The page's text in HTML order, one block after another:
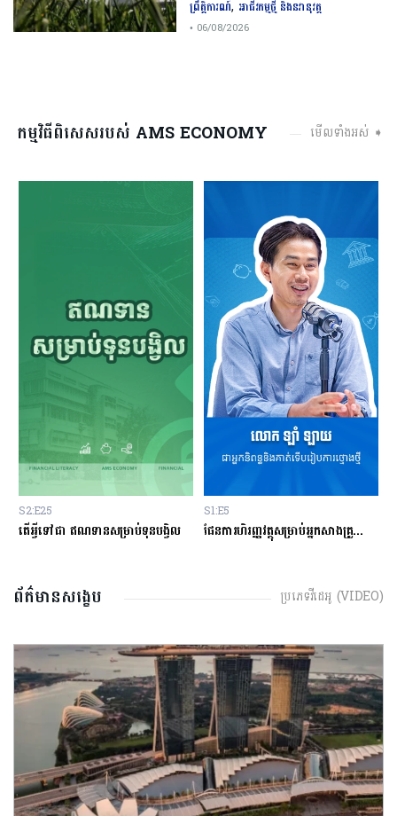
ព្រឹត្តិការណ៍, អាជីវកម្មថ្មី និងនវានុវត្ត
• 06/08/2026
កម្មវិធីពិសេសរបស់ AMS ECONOMY មើលទាំងអស់ ➧
S2:E25
តើអ្វីទៅជា​ ឥណទានសម្រាប់ទុនបង្វិល
S1:E5
ផែនការហិរញ្ញវត្ថុសម្រាប់អ្នកសាងគ្រួសារថ្មីថ្មោង
ព័ត៌មានសង្ខេប ប្រភេទវីដេអូ (VIDEO)